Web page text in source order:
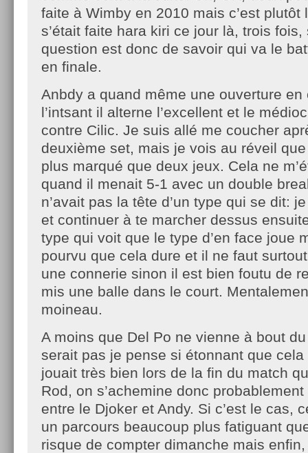
faite à Wimby en 2010 mais c’est plutôt
s’était faite hara kiri ce jour là, trois
question est donc de savoir qui va le
en finale.
Anbdy a quand même une ouverture en
l’intsant il alterne l’excellent et le
contre Cilic. Je suis allé me coucher
deuxième set, mais je vois au réveil que
plus marqué que deux jeux. Cela ne
quand il menait 5-1 avec un double
n’avait pas la tête d’un type qui se dit:
et continuer à te marcher dessus
type qui voit que le type d’en face joue
pourvu que cela dure et il ne faut
une connerie sinon il est bien foutu de
mis une balle dans le court.
moineau.
A moins que Del Po ne vienne à bout
serait pas je pense si étonnant que cela
jouait très bien lors de la fin du match
Rod, on s’achemine donc
entre le Djoker et Andy. Si c’est le cas,
un parcours beaucoup plus fatiguant
risque de compter dimanche mais enfin,